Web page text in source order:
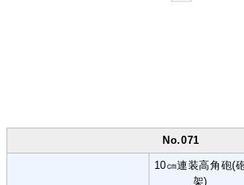
No.071
10㎝連装高角砲(
架)